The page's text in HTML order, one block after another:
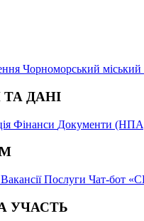
Чорноморський міський
ДАНІ
Фінанси Документи
ВакансіїПослуги Чат-бот
УЧАСТЬ